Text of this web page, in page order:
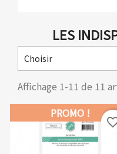
LES
Choisir
Affichage 1-11 de 11
PROMO !